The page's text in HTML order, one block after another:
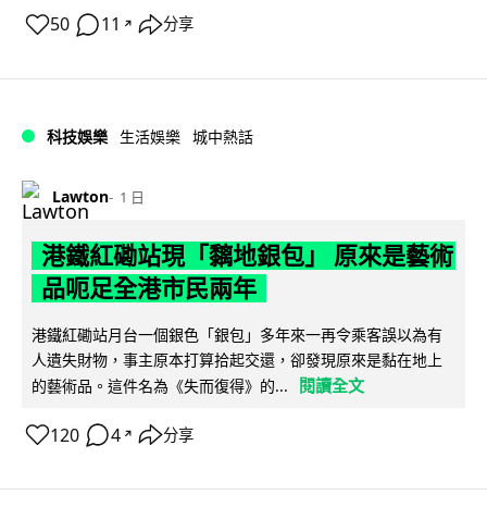
50 11 ↗ 分享
科技娛樂 生活娛樂 城中熱話
Lawton 1 日
港鐵紅磡站現「黐地銀包」 原來是藝術
品呃足全港市民兩年
港鐵紅磡站月台一個銀色「銀包」多年來一再令乘客誤以為有
人遺失財物，事主原本打算拾起交還，卻發現原來是黏在地上
的藝術品。這件名為《失而復得》的...
閱讀全文
120 4 ↗ 分享